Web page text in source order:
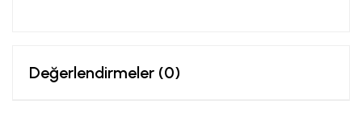
Değerlendirmeler (0)